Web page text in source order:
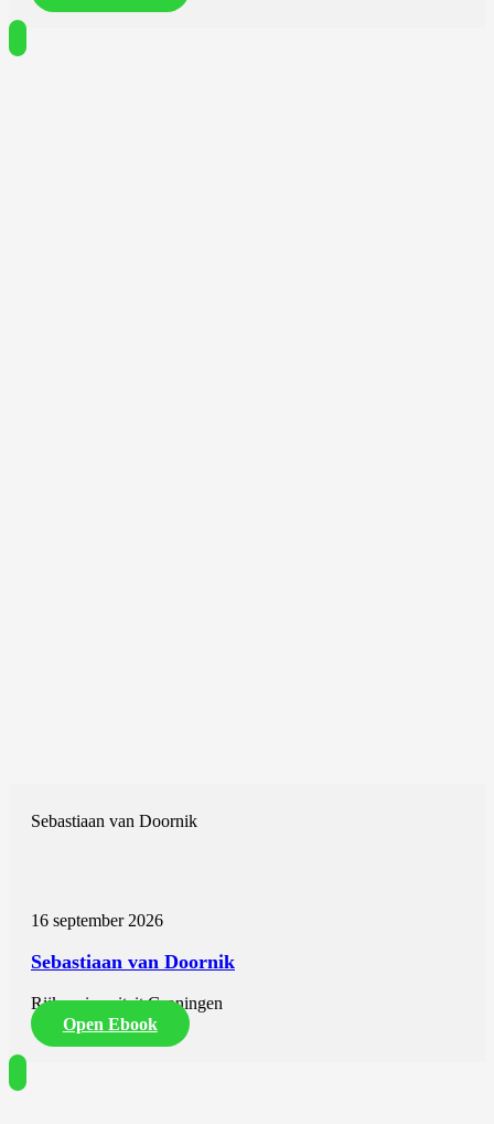
Sebastiaan van Doornik
16 september 2026
Sebastiaan van Doornik
Rijksuniversiteit Groningen
Open Ebook